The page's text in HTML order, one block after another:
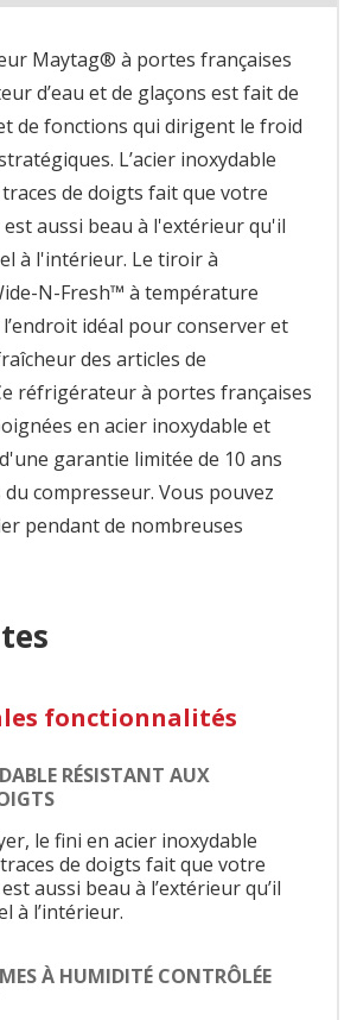
Maytag® à portes françaises
d’eau et de glaçons est fait de
de fonctions qui dirigent le froid
L’acier inoxydable
de doigts fait que votre
aussi beau à l'extérieur qu'il
à l'intérieur. Le tiroir à
N-Fresh™ à température
idéal pour conserver et
des articles de
réfrigérateur à portes françaises
en acier inoxydable et
garantie limitée de 10 ans
compresseur. Vous pouvez
pendant de nombreuses
fonctionnalités
RÉSISTANT AUX
le fini en acier inoxydable
de doigts fait que votre
aussi beau à l’extérieur qu’il
à l’intérieur.
À HUMIDITÉ CONTRÔLÉE